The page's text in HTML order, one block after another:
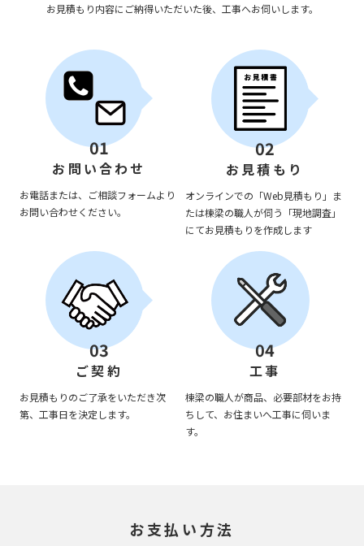
お見積もり内容にご納得いただいた後、工事へお伺いします。
01
お問い合わせ
お電話または、ご相談フォームより
お問い合わせください。
02
お見積もり
オンラインでの「Web見積もり」ま
たは棟梁の職人が伺う「現地調査」
にてお見積もりを作成します
03
ご契約
お見積もりのご了承をいただき次
第、工事日を決定します。
04
工事
棟梁の職人が商品、必要部材をお持
ちして、お住まいへ工事に伺いま
す。
お支払い方法